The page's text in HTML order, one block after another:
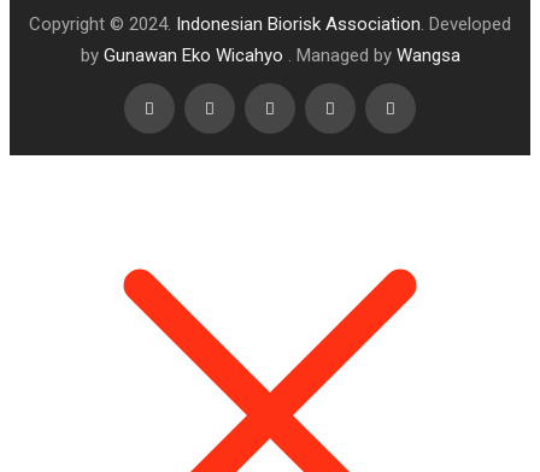
Copyright © 2024. Indonesian Biorisk Association. Developed
by Gunawan Eko Wicahyo . Managed by Wangsa